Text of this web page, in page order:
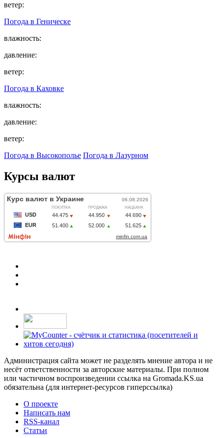
ветер:
Погода в Геническе
влажность:
давление:
ветер:
Погода в Каховке
влажность:
давление:
ветер:
Погода в Высокополье Погода в Лазурном
Курсы валют
Администрация сайта может не разделять мнение автора и не
несёт ответственности за авторские материалы. При полном
или частичном воспроизведении ссылка на Gromada.KS.ua
обязательна (для интернет-ресурсов гиперссылка)
О проекте
Написать нам
RSS-канал
Статьи